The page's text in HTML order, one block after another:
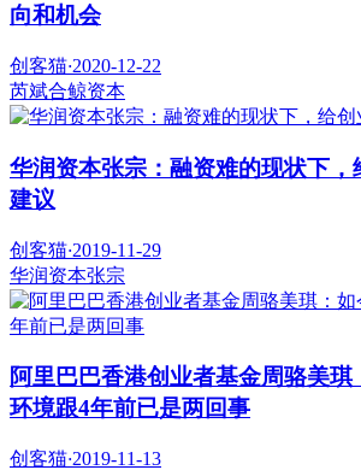
向和机会
创客猫·2020-12-22
芮斌合鲸资本
华润资本张宗：融资难的现状下，
建议
创客猫·2019-11-29
华润资本张宗
阿里巴巴香港创业者基金周骆美
环境跟4年前已是两回事
创客猫·2019-11-13